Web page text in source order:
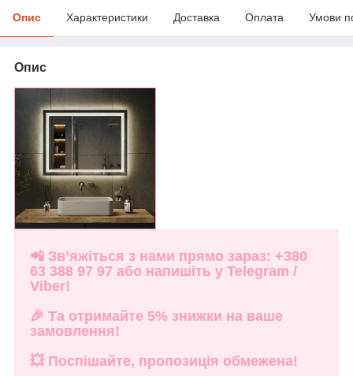
Опис Характеристики Доставка Оплата Умови
Опис
📲 Зв’яжіться з нами прямо зараз: +380
63 388 97 97 або напишіть у Telegram /
Viber!
🎉 Та отримайте 5% знижки на ваше
замовлення!
💥 Поспішайте, пропозиція обмежена!